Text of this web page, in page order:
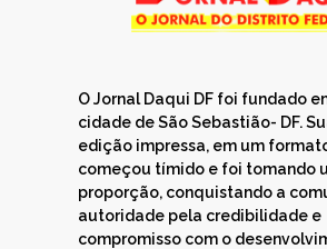
O Jornal Daqui DF foi fundado
cidade de São Sebastião- DF.
edição impressa, em um
começou tímido e foi tomando
proporção, conquistando a
autoridade pela credibilidade e
compromisso com o